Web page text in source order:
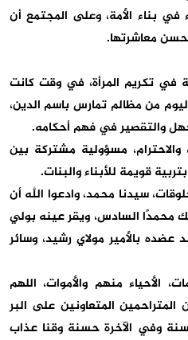
في بناء الأمة، وعلى المجتمع أن
معاشرتها.
في تكريم المرأة، في وقت كانت
من مظالم تمارس باسم الدين،
والتقصير في فهم أحكامه.
والاحترام، مسؤولية مشتركة بين
قويمة للأبناء والبنات.
سيدنا محمد، وادعوا الله أن
محمدًا السادس، ويقر عينه بولي
عضده بالأمير مولاي رشيد، وسائر
الأحياء منهم والأموات، اللهم
المتراحمين المتعاونين على البر
وفي الآخرة حسنة وقنا عذاب